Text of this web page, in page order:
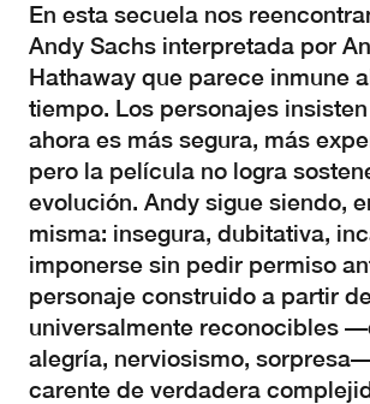
En esta secuela nos
Andy Sachs interpretada por
Hathaway que parece inmune
tiempo. Los personajes
ahora es más segura, más
pero la película no logra
evolución. Andy sigue siendo,
misma: insegura, dubitativa,
imponerse sin pedir permiso
personaje construido a partir
universalmente reconocibles
alegría, nerviosismo,
carente de verdadera